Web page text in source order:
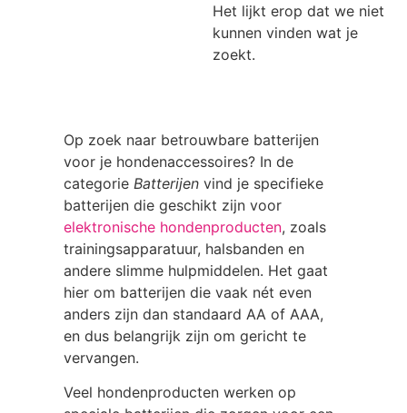
Het lijkt erop dat we niet
kunnen vinden wat je
zoekt.
Op zoek naar betrouwbare batterijen
voor je hondenaccessoires? In de
categorie Batterijen vind je specifieke
batterijen die geschikt zijn voor
elektronische hondenproducten, zoals
trainingsapparatuur, halsbanden en
andere slimme hulpmiddelen. Het gaat
hier om batterijen die vaak nét even
anders zijn dan standaard AA of AAA,
en dus belangrijk zijn om gericht te
vervangen.
Veel hondenproducten werken op